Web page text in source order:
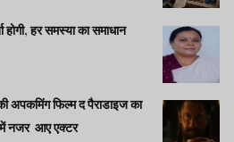
हर समस्या का समाधान
फिल्म द पैराडाइज का
नजर आए एक्टर